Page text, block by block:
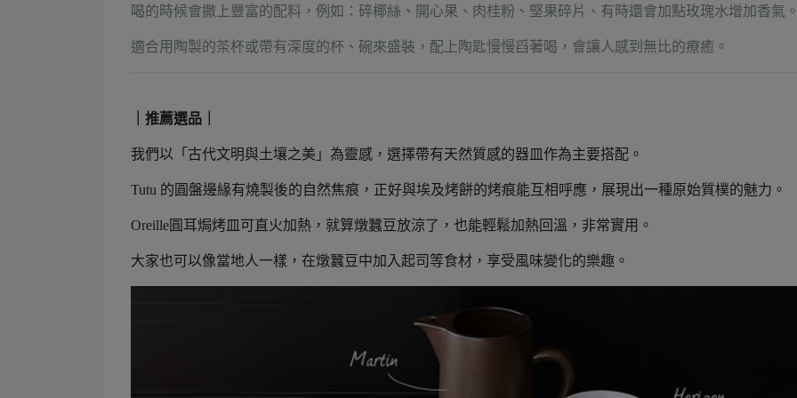
喝的時候會撒上豐富的配料，例如： 碎椰絲、開心果、肉桂粉、堅果碎片、有時還會加點玫瑰水增加香氣
適合用陶製的茶杯或帶有深度的杯、碗來盛裝，配上陶匙慢慢舀著喝，會讓人感到無比的療癒。
｜推薦選品｜
我們以「古代文明與土壤之美」為靈感，選擇帶有天然質感的器皿作為主要搭配。
Tutu 的圓盤邊緣有燒製後的自然焦痕，正好與埃及烤餅的烤痕能互相呼應，展現出一種原始質樸的魅力。
Oreille圓耳焗烤皿可直火加熱，就算燉蠶豆放涼了，也能輕鬆加熱回溫，非常實用。
大家也可以像當地人一樣，在燉蠶豆中加入起司等食材，享受風味變化的樂趣。